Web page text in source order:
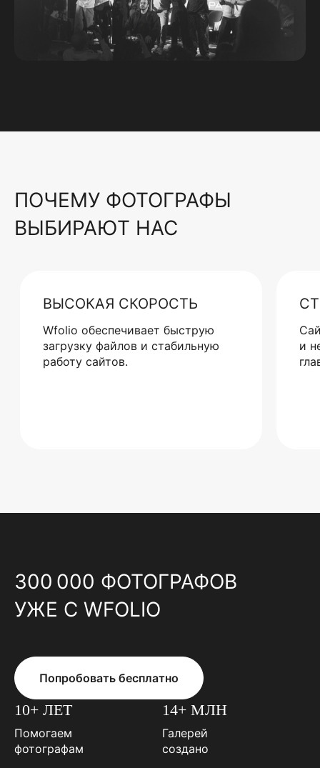
ПОЧЕМУ ФОТОГРАФЫ
ВЫБИРАЮТ НАС
ВЫСОКАЯ СКОРОСТЬ
Wfolio обеспечивает быструю
загрузку файлов и стабильную
работу сайтов.
и
300 000 ФОТОГРАФОВ
УЖЕ С WFOLIO
Попробовать бесплатно
10+ ЛЕТ
Помогаем
фотографам
14+ МЛН
Галерей
создано